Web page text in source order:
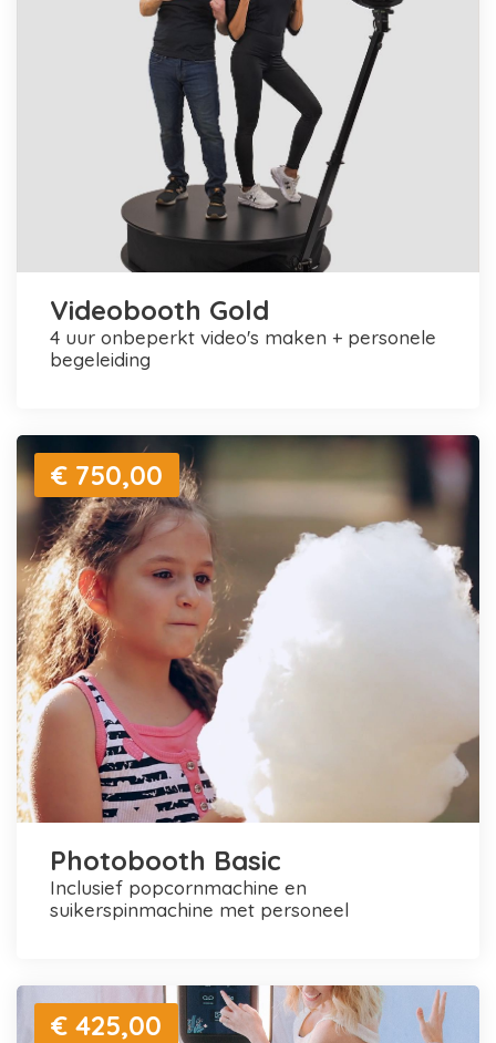
Videobooth Gold
4 uur onbeperkt video's maken + personele
begeleiding
€ 750,00
Photobooth Basic
inclusief popcornmachine en
suikerspinmachine met personeel
€ 425,00